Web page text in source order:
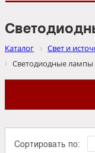
Каталог Свет и
Светодиодные лампы
Сортировать по: